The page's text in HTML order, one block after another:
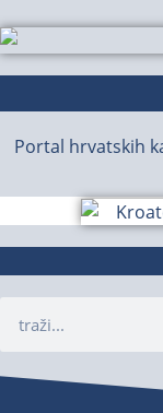
Portal hrvatskih